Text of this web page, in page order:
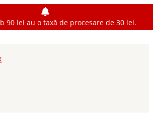
90 lei au o taxă de procesare de 30 lei.